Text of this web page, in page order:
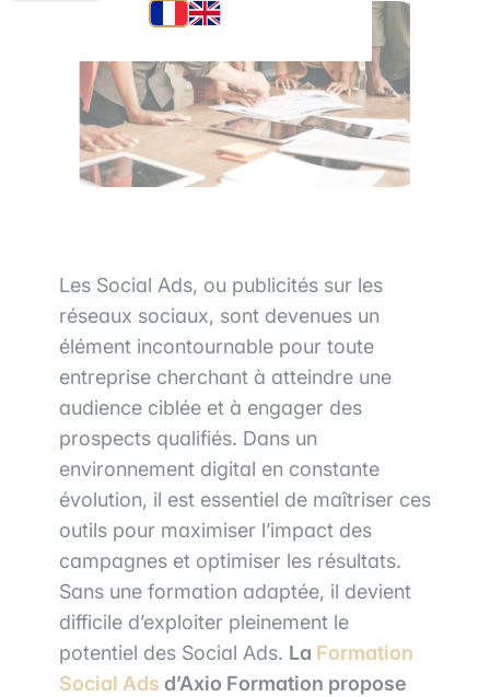
Les Social Ads, ou publicités sur les
réseaux sociaux, sont devenues un
élément incontournable pour toute
entreprise cherchant à atteindre une
audience ciblée et à engager des
prospects qualifiés. Dans un
environnement digital en constante
évolution, il est essentiel de maîtriser ces
outils pour maximiser l’impact des
campagnes et optimiser les résultats.
Sans une formation adaptée, il devient
difficile d’exploiter pleinement le
potentiel des Social Ads. La Formation
Social Ads d’Axio Formation propose